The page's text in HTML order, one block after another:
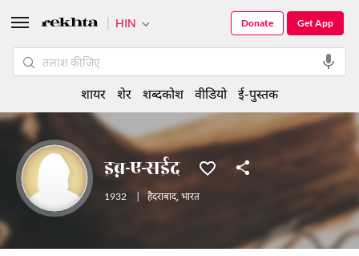
इब्न-ए-सईद
1932 हैदराबाद, भारत
HIN Get App
Donate
शायर शेर शब्दकोश वीडियो ई-पुस्तक